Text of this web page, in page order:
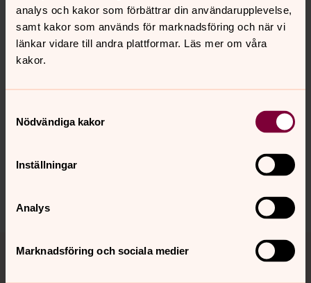
analys och kakor som förbättrar din användarupplevelse,
samt kakor som används för marknadsföring och när vi
länkar vidare till andra plattformar. Läs mer om våra
kakor.
Nödvändiga kakor
Inställningar
Analys
Marknadsföring och sociala medier
känsla, kunskap och ekonomi. Vi vill gärna öka
kunskapen om vilka alternativ som finns till att köpa nytt.
Senast ändrad 9 mars 2026
innehåll?
Dela